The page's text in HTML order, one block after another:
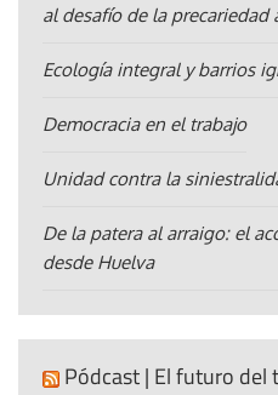
al desafío de la precariedad
Ecología integral y barrios
Democracia en el trabajo
Unidad contra la
De la patera al arraigo: el
desde Huelva
Pódcast | El futuro del